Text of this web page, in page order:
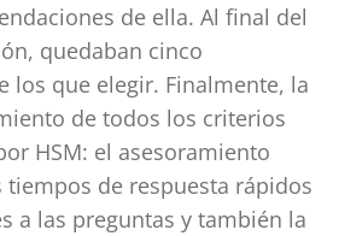
de ella. Al final del
quedaban cinco
los que elegir. Finalmente, la
de todos los criterios
HSM: el asesoramiento
tiempos de respuesta rápidos
a las preguntas y también la